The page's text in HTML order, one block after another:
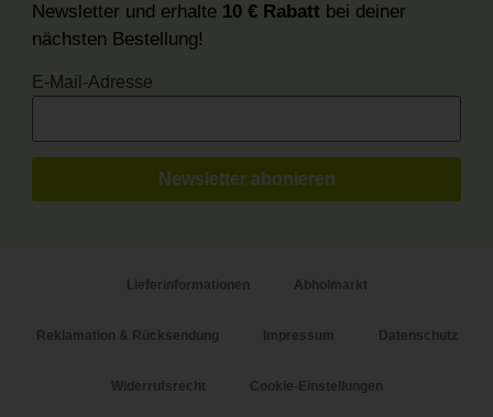
Newsletter und erhalte 10 € Rabatt bei deiner
nächsten Bestellung!
E-Mail-Adresse
Lieferinformationen Abholmarkt
Reklamation & Rücksendung Impressum Datenschutz
Widerrufsrecht Cookie-Einstellungen